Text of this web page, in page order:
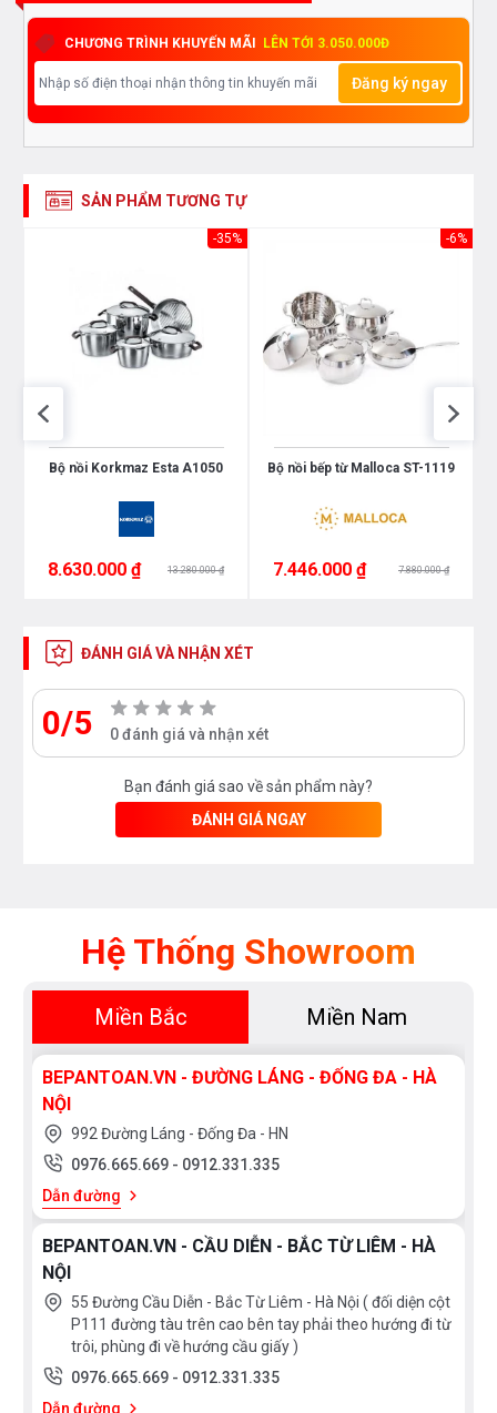
CHƯƠNG TRÌNH KHUYẾN MÃI LÊN TỚI 3.050.000Đ
Đăng ký ngay
SẢN PHẨM TƯƠNG TỰ
-35%
Bộ nồi Korkmaz Esta A1050
8.630.000 ₫ 13.280.000 ₫
-6%
Bộ nồi bếp từ Malloca ST-1119
7.446.000 ₫ 7.880.000 ₫
ĐÁNH GIÁ VÀ NHẬN XÉT
0/5 0 đánh giá và nhận xét
Bạn đánh giá sao về sản phẩm này?
ĐÁNH GIÁ NGAY
Hệ Thống Showroom
Miền Bắc Miền Nam
BEPANTOAN.VN - ĐƯỜNG LÁNG - ĐỐNG ĐA - HÀ
NỘI
992 Đường Láng - Đống Đa - HN
0976.665.669 - 0912.331.335
Dẫn đường
BEPANTOAN.VN - CẦU DIỄN - BẮC TỪ LIÊM - HÀ
NỘI
55 Đường Cầu Diễn - Bắc Từ Liêm - Hà Nội ( đối diện cột
P111 đường tàu trên cao bên tay phải theo hướng đi từ
trôi, phùng đi về hướng cầu giấy )
0976.665.669 - 0912.331.335
Dẫn đường